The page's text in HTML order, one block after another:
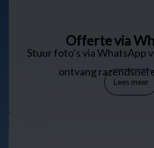
Offerte via
Stuur foto’s via WhatsApp
ontvang razendsnel
Lees meer